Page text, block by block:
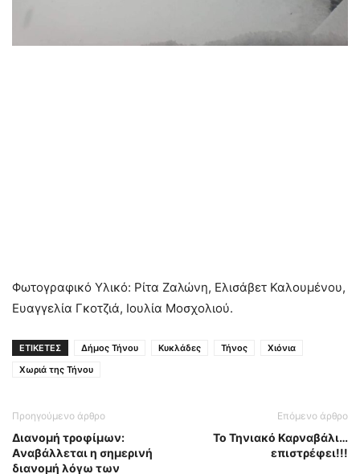
Φωτογραφικό Υλικό: Ρίτα Ζαλώνη, Ελισάβετ Καλουμένου,
Ευαγγελία Γκοτζιά, Ιουλία Μοσχολιού.
ΕΤΙΚΕΤΕΣ Δήμος Τήνου Κυκλάδες Τήνος
Χιόνια
Χωριά της Τήνου
Προηγούμενο άρθρο
Διανομή τροφίμων:
Aναβάλλεται η σημερινή
διανομή λόγω των
Επόμενο άρθρο
Το Τηνιακό Καρναβάλι…
επιστρέφει!!!